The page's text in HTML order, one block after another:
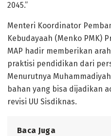
2045.”
Menteri Koordinator
Kebudayaah (Menko PMK)
MAP hadir memberikan
praktisi pendidikan dari
Menurutnya
bahan yang bisa dijadikan
revisi UU Sisdiknas.
Baca Juga